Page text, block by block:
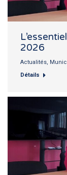
2026
Actualités,
Détails